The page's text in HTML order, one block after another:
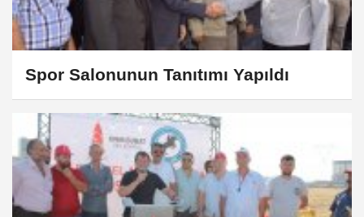
Spor Salonunun Tanıtımı Yapıldı